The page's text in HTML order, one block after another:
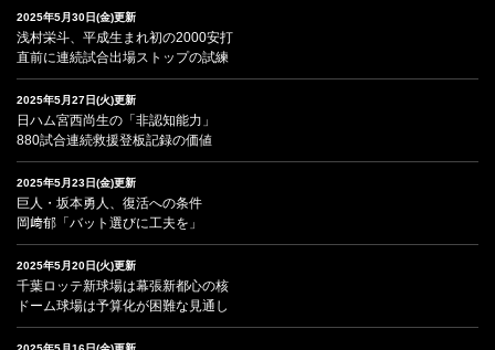
2025年5月30日(金)更新
浅村栄斗、平成生まれ初の2000安打
直前に連続試合出場ストップの試練
2025年5月27日(火)更新
日ハム宮西尚生の「非認知能力」
880試合連続救援登板記録の価値
2025年5月23日(金)更新
巨人・坂本勇人、復活への条件
岡﨑郁「バット選びに工夫を」
2025年5月20日(火)更新
千葉ロッテ新球場は幕張新都心の核
ドーム球場は予算化が困難な見通し